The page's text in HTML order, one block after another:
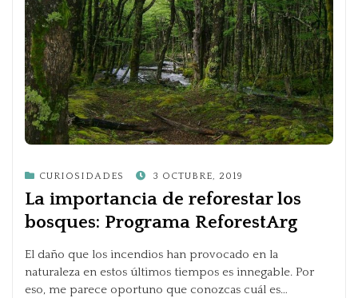
CURIOSIDADES
POSTED
ON
3 OCTUBRE, 2019
La importancia de reforestar los
bosques: Programa ReforestArg
El daño que los incendios han provocado en la
naturaleza en estos últimos tiempos es innegable. Por
eso, me parece oportuno que conozcas cuál es…